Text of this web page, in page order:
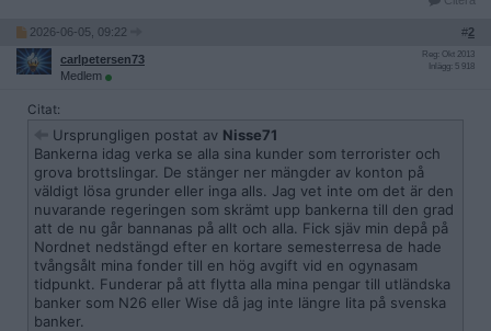
2026-06-05, 09:22 #2
carlpetersen73
Medlem
Reg: Okt 2013
Inlägg: 5 918
Citat:
Ursprungligen postat av Nisse71
Bankerna idag verka se alla sina kunder som terrorister och
grova brottslingar. De stänger ner mängder av konton på
väldigt lösa grunder eller inga alls. Jag vet inte om det är den
nuvarande regeringen som skrämt upp bankerna till den grad
att de nu går bannanas på allt och alla. Fick sjäv min depå på
Nordnet nedstängd efter en kortare semesterresa de hade
tvångsålt mina fonder till en hög avgift vid en ogynasam
tidpunkt. Funderar på att flytta alla mina pengar till utländska
banker som N26 eller Wise då jag inte längre lita på svenska
banker.